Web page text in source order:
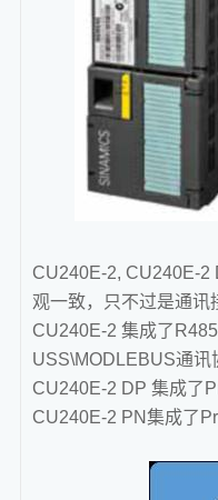
CU240E-2, CU240E-2
观一致，只不过是通讯
CU240E-2 集成了
USS\MODLEBUS通讯
CU240E-2 DP 集成了
CU240E-2 PN集成了